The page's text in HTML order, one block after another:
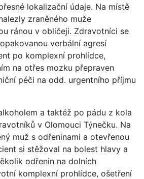
lokalizační údaje. Na místě
zraněného muže
ránou v obličeji. Zdravotníci se
verbální agresí
po komplexní prohlídce,
na otřes mozku přepraven
péči na odd. urgentního příjmu
a taktéž po pádu z kola
v Olomouci Týnečku. Na
muž s odřeninami a otevřenou
si stěžoval na bolest hlavy a
odřenin na dolních
komplexní prohlídce, ošetření